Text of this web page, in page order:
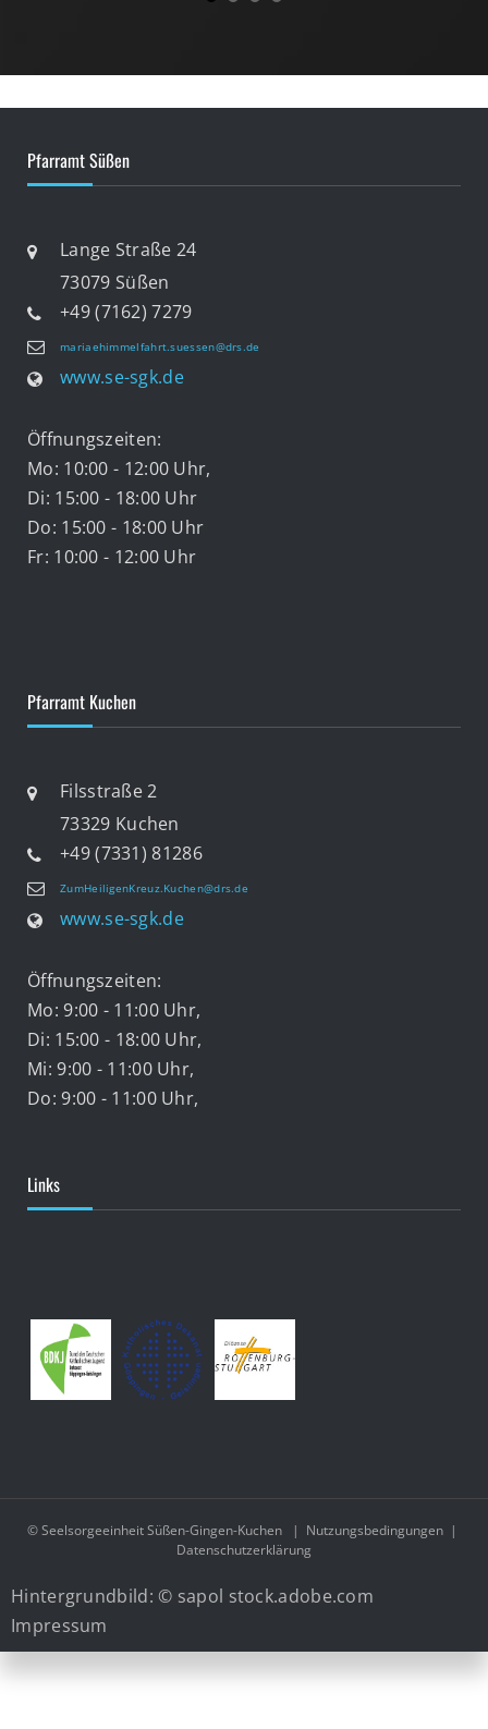
Pfarramt Süßen
Lange Straße 24
73079 Süßen
+49 (7162) 7279
mariaehimmelfahrt.suessen@drs.de
www.se-sgk.de
Öffnungszeiten:
Mo: 10:00 - 12:00 Uhr,
Di: 15:00 - 18:00 Uhr
Do: 15:00 - 18:00 Uhr
Fr: 10:00 - 12:00 Uhr
Pfarramt Kuchen
Filsstraße 2
73329 Kuchen
+49 (7331) 81286
ZumHeiligenKreuz.Kuchen@drs.de
www.se-sgk.de
Öffnungszeiten:
Mo: 9:00 - 11:00 Uhr,
Di: 15:00 - 18:00 Uhr,
Mi: 9:00 - 11:00 Uhr,
Do: 9:00 - 11:00 Uhr,
Links
© Seelsorgeeinheit Süßen-Gingen-Kuchen | Nutzungsbedingungen |
Datenschutzerklärung
Hintergrundbild: © sapol stock.adobe.com
Impressum